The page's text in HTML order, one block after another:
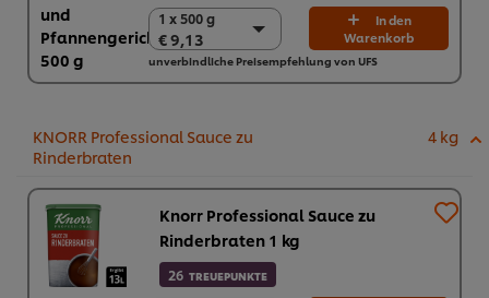
1 x 500 g
€ 9,13
1 x 500 g
€ 9,13
6 x 500 g
€ 54,78
In den
Warenkorb
unverbindliche Preisempfehlung von UFS
KNORR Professional Sauce zu
Rinderbraten
4 kg
Knorr Professional Sauce zu
Rinderbraten 1 kg
26 TREUEPUNKTE